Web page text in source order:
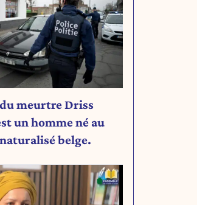
meurtre Driss
un homme né au
belge.